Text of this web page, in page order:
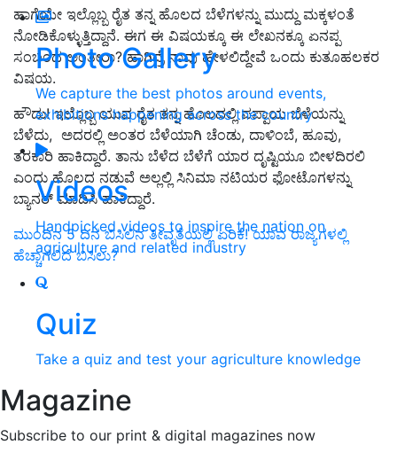
Photo Gallery
We capture the best photos around events,
exhibitions happening across the country
Videos
Handpicked videos to inspire the nation on
agriculture and related industry
Quiz
Take a quiz and test your agriculture knowledge
Magazine
Subscribe to our print & digital magazines now
ಹಾಗೆಯೇ ಇಲ್ಲೊಬ್ಬ ರೈತ ತನ್ನ ಹೊಲದ ಬೆಳೆಗಳನ್ನು ಮುದ್ದು ಮಕ್ಕಳಂತೆ
ನೋಡಿಕೊಳ್ಳುತ್ತಿದ್ದಾನೆ. ಈಗ ಈ ವಿಷಯಕ್ಕೂ ಈ ಲೇಖನಕ್ಕೂ ಏನಪ್ಪ
ಸಂಬಂಧ ಅಂತೀರಾ? ಹಾಗಿದ್ರೆ ನಾವು ಹೇಳಲಿದ್ದೇವೆ ಒಂದು ಕುತೂಹಲಕರ
ವಿಷಯ.
ಹೌದು! ಇಲ್ಲೊಬ್ಬ ಯುವ ರೈತ ತನ್ನ ಹೊಲದಲ್ಲಿ ಪಪ್ಪಾಯ ಬೆಳೆಯನ್ನು
ಬೆಳೆದು, ಅದರಲ್ಲಿ ಅಂತರ ಬೆಳೆಯಾಗಿ ಚೆಂಡು, ದಾಳಿಂಬೆ, ಹೂವು,
ತರಕಾರಿ ಹಾಕಿದ್ದಾರೆ. ತಾನು ಬೆಳೆದ ಬೆಳೆಗೆ ಯಾರ ದೃಷ್ಟಿಯೂ ಬೀಳದಿರಲಿ
ಎಂದು ಹೊಲದ ನಡುವೆ ಅಲ್ಲಲ್ಲಿ ಸಿನಿಮಾ ನಟಿಯರ ಫೋಟೊಗಳನ್ನು
ಬ್ಯಾನರ್‌ ಮಾಡಿಸಿ ಹಾಕಿದ್ದಾರೆ.
ಮುಂದಿನ 5 ದಿನ ಬಿಸಿಲಿನ ತೀವೃತೆಯಲ್ಲಿ ಏರಿಕೆ! ಯಾವ ರಾಜ್ಯಗಳಲ್ಲಿ
ಹೆಚ್ಚಾಗಲಿದೆ ಬಿಸಿಲು?